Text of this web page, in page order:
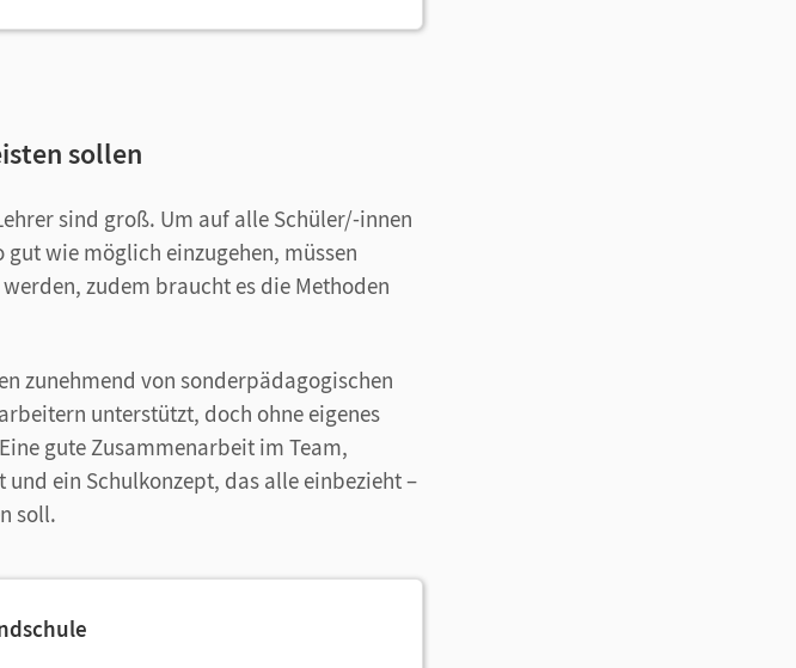
sollen
sind groß. Um auf alle Schüler/-innen
wie möglich einzugehen, müssen
zudem braucht es die Methoden
zunehmend von sonderpädagogischen
unterstützt, doch ohne eigenes
gute Zusammenarbeit im Team,
ein Schulkonzept, das alle einbezieht –
soll.